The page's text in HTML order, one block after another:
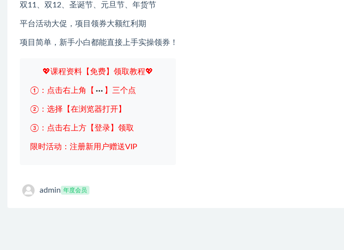
双11、双12、圣诞节、元旦节、年货节
平台活动大促，项目领券大额红利期
项目简单，新手小白都能直接上手实操领券！
💖课程资料【免费】领取教程💖
①：点击右上角【 】三个点
②：选择【在浏览器打开】
③：点击右上方【登录】领取
限时活动：注册新用户赠送VIP
admin 年度会员